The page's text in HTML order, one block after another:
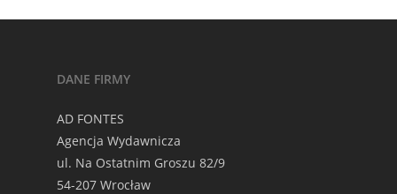
DANE FIRMY
AD FONTES
Agencja Wydawnicza
ul. Na Ostatnim Groszu 82/9
54-207 Wrocław